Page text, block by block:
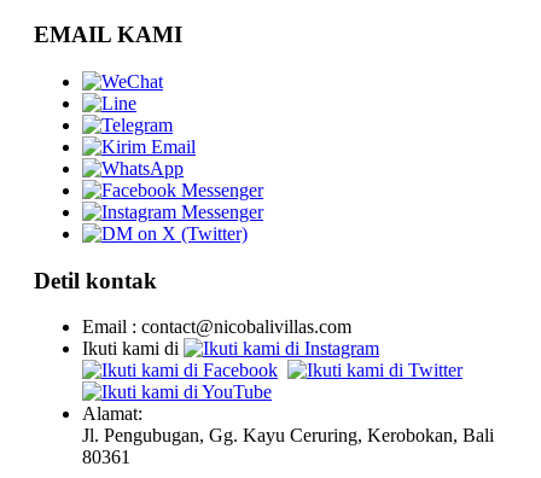
EMAIL KAMI
Detil kontak
Email : contact@nicobalivillas.com
Ikuti kami di
Alamat:
Jl. Pengubugan, Gg. Kayu Ceruring, Kerobokan, Bali
80361